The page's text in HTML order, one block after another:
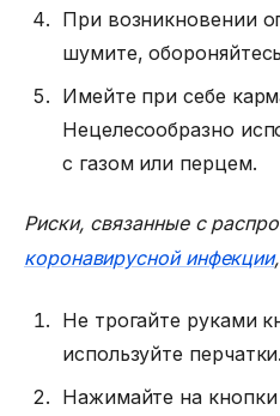
При возникновении
шумите,
Имейте при себе
Нецелесообразно
с газом или перцем.
Риски, связанные с
коронавирусной инфекции
Не трогайте руками
используйте перчатки.
Нажимайте на